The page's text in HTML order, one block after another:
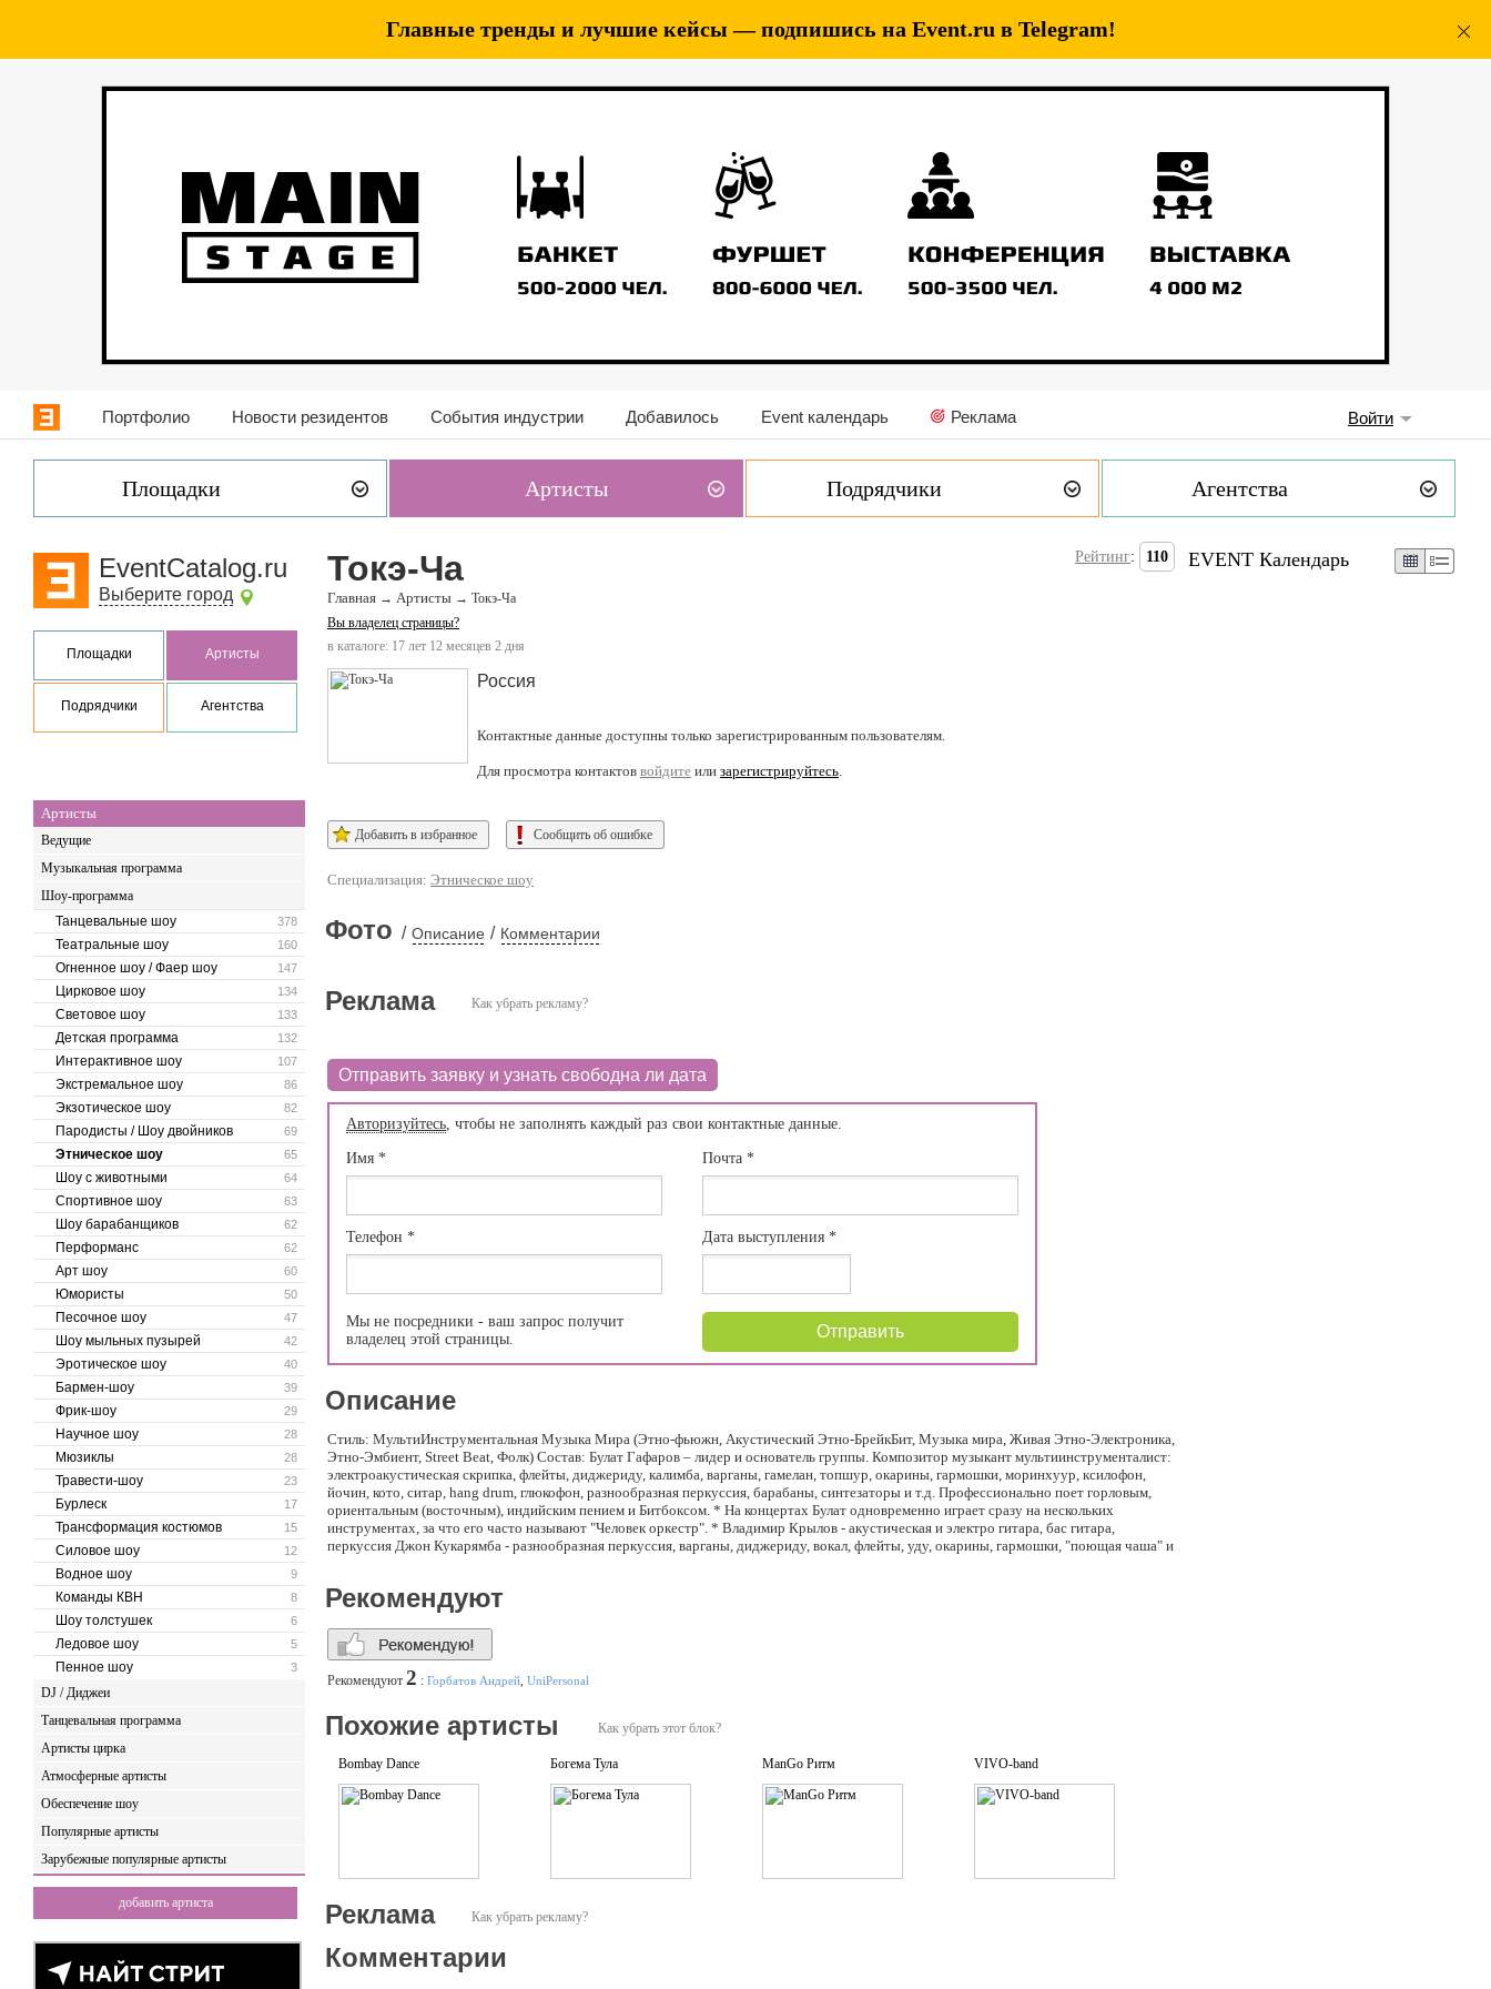
Главные тренды и лучшие кейсы — подпишись на Event.ru в Telegram!
Портфолио Новости резидентов События индустрии Добавилось Event календарь Реклама Войти
Площадки Артисты Подрядчики Агентства
EventCatalog.ru
Выберите город
Площадки Артисты
Подрядчики Агентства
Артисты
Ведущие
Музыкальная программа
Шоу-программа
378
Танцевальные шоу
160
Театральные шоу
147
Огненное шоу / Фаер шоу
134
Цирковое шоу
133
Световое шоу
132
Детская программа
107
Интерактивное шоу
86
Экстремальное шоу
82
Экзотическое шоу
69
Пародисты / Шоу двойников
65
Этническое шоу
64
Шоу с животными
63
Спортивное шоу
62
Шоу барабанщиков
62
Перформанс
60
Арт шоу
50
Юмористы
47
Песочное шоу
42
Шоу мыльных пузырей
40
Эротическое шоу
39
Бармен-шоу
29
Фрик-шоу
28
Научное шоу
28
Мюзиклы
23
Травести-шоу
17
Бурлеск
15
Трансформация костюмов
12
Силовое шоу
9
Водное шоу
8
Команды КВН
6
Шоу толстушек
5
Ледовое шоу
3
Пенное шоу
DJ / Диджеи
Танцевальная программа
Артисты цирка
Атмосферные артисты
Обеспечение шоу
Популярные артисты
Зарубежные популярные артисты
добавить артиста
Токэ-Ча
Главная → Артисты → Токэ-Ча
Вы владелец страницы?
в каталоге: 17 лет 12 месяцев 2 дня
Рейтинг: 110
Россия
Контактные данные доступны только зарегистрированным пользователям.
Для просмотра контактов войдите или зарегистрируйтесь.
Добавить в избранное Сообщить об ошибке
Специализация: Этническое шоу
Фото / Описание / Комментарии
Как убрать рекламу?
Реклама
Отправить заявку и узнать свободна ли дата
Авторизуйтесь, чтобы не заполнять каждый раз свои контактные данные.
Имя *
Телефон *
Мы не посредники - ваш запрос получит
владелец этой страницы.
Почта*
Дата выступления*
Отправить
Описание
Стиль: МультиИнструментальная Музыка Мира (Этно-фьюжн, Акустический Этно-БрейкБит, Музыка мира, Живая Этно-Электроника,
Этно-Эмбиент, Street Beat, Фолк) Состав: Булат Гафаров – лидер и основатель группы. Композитор музыкант мультиинструменталист:
электроакустическая скрипка, флейты, диджериду, калимба, варганы, гамелан, топшур, окарины, гармошки, моринхуур, ксилофон,
йочин, кото, ситар, hang drum, глюкофон, разнообразная перкуссия, барабаны, синтезаторы и т.д. Профессионально поет горловым,
ориентальным (восточным), индийским пением и Битбоксом. * На концертах Булат одновременно играет сразу на нескольких
инструментах, за что его часто называют "Человек оркестр". * Владимир Крылов - акустическая и электро гитара, бас гитара,
перкуссия Джон Кукарямба - разнообразная перкуссия, варганы, диджериду, вокал, флейты, уду, окарины, гармошки, "поющая чаша" и
Рекомендуют
Рекомендуют 2 : Горбатов Андрей UniPersonal
Как убрать этот блок?
Похожие артисты
Bombay Dance Богема Тула ManGo Ритм VIVO-band
Как убрать рекламу?
Реклама
Комментарии
EVENT Календарь